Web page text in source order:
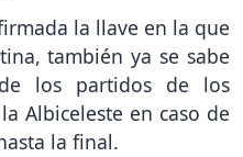
la llave en la que
también ya se sabe
los partidos de los
Albiceleste en caso de
la final.